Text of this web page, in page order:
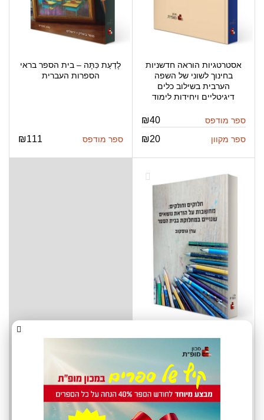
אסטרטגיות הוראה חדשניות
בחינוך לשוני של השפה
הערבית בשילוב כלים
דיגיטליים ויחידות לימוד
ספר מודפס ₪40
ספר מקוון ₪20
לָדַעַת כִּתָּה – בית הספר בראי
הספרות העברית
ספר מודפס ₪111
חלוקים וחולקים: מחשבות על
הוראת נושאים שנויים
במחלוקת בבית הספר
ספר מודפס ₪60
₪ 30